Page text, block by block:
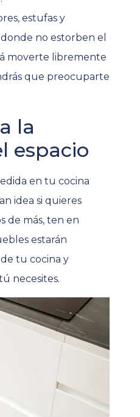
estufas y
no estorben el
moverte libremente
que preocuparte
la
espacio
en tu cocina
idea si quieres
de más, ten en
estarán
tu cocina y
necesites.